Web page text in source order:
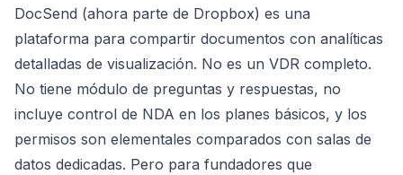
DocSend (ahora parte de Dropbox) es una
plataforma para compartir documentos con analíticas
detalladas de visualización. No es un VDR completo.
No tiene módulo de preguntas y respuestas, no
incluye control de NDA en los planes básicos, y los
permisos son elementales comparados con salas de
datos dedicadas. Pero para fundadores que